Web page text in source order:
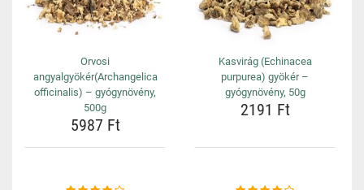
Orvosi
angyalgyökér(Archangelica
officinalis) – gyógynövény,
500g
5987 Ft
Kasvirág (Echinacea
purpurea) gyökér –
gyógynövény, 50g
2191 Ft